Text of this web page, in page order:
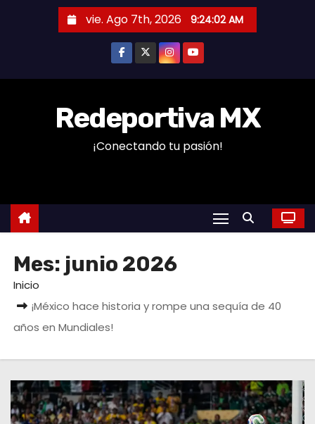
n
vie. Ago 7th, 2026 9:24:03 AM
Redeportiva MX
¡Conectando tu pasión!
Mes: junio 2026
Inicio
¡México hace historia y rompe una sequía de 40
años en Mundiales!